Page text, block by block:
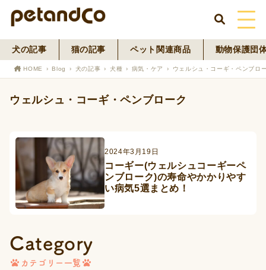
HOME
About Us
Blog
ペットフード事業
犬の記事 猫の記事 ペット関連商品 動物保護団
HOME Blog 犬の記事 犬種 病気・ケア ウェルシュ・コーギ・ペンブロ
ウェルシュ・コーギ・ペンブローク
2024年3月19日
コーギー(ウェルシュコーギーペ
ンブローク)の寿命やかかりやす
い病気5選まとめ！
Category
カテゴリー一覧